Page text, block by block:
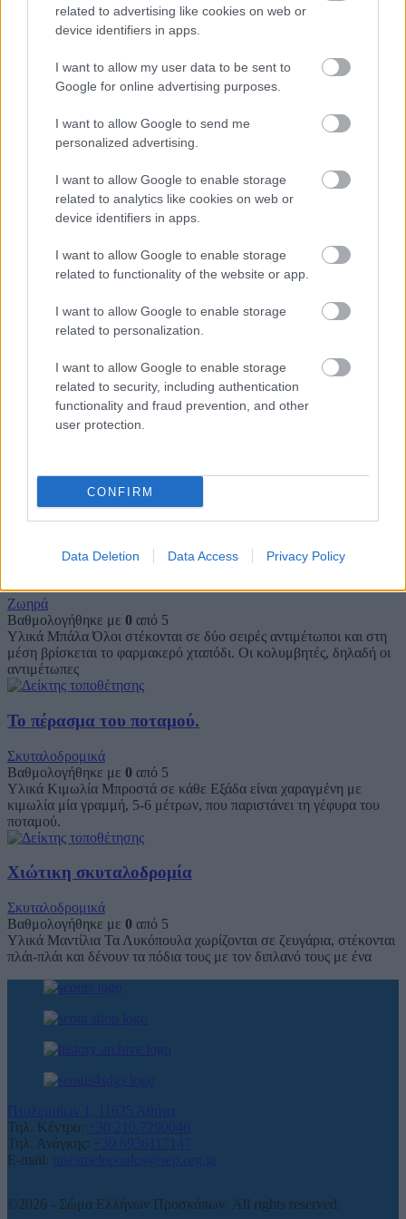
related to advertising like cookies on web or
device identifiers in apps.
I want to allow my user data to be sent to
Google for online advertising purposes.
I want to allow Google to send me
personalized advertising.
I want to allow Google to enable storage
related to analytics like cookies on web or
device identifiers in apps.
I want to allow Google to enable storage
related to functionality of the website or app.
I want to allow Google to enable storage
related to personalization.
I want to allow Google to enable storage
related to security, including authentication
functionality and fraud prevention, and other
user protection.
CONFIRM
Data Deletion Data Access Privacy Policy
Η μάχη
από 5
Υλικά Μπάλα μικρή Χαράζουμε στο έδαφος έναν κύκλο. Τα μισά
Βαθμολογήθηκε με0από 5
Υλικά Μπάλα Τα Λυκόπουλα χωρίζονται σε δύο ομάδες. Η μια
ομάδα παίρνει την μπάλα για να ξεκινήσει το παιχνίδι. Τα
Υλικά Μπάλα Η Αγέλη μπαίνει μέσα σε έναν κύκλο. Ο Ακέλα.
πετά μία μπάλα φροντίζοντας η μπάλα να πέσει στη
Οι τρεις μπαλιές
Βαθμολογήθηκε με0 από 5
Υλικά Μπάλα Η Αγέλη σχηματίζει κύκλο. Κάθε Λυκόπουλο με τη
σειρά του πηγαίνει στο κέντρο του κύκλου και πετά τη
Ζωηρά
Βαθμολογήθηκε με 0 από 5
Υλικά Μπάλα Όλοι στέκονται σε δύο σειρές αντιμέτωποι και στη
μέση βρίσκεται το φαρμακερό χταπόδι. Οι κολυμβητές, δηλαδή οι
αντιμέτωπες
Το πέρασμα του ποταμού.
Σκυταλοδρομικά
Βαθμολογήθηκε με 0 από 5
Υλικά Κιμωλία Μπροστά σε κάθε Εξάδα είναι χαραγμένη με
κιμωλία μία γραμμή, 5-6 μέτρων, που παριστάνει τη γέφυρα του
ποταμού.
Χιώτικη σκυταλοδρομία
Σκυταλοδρομικά
Βαθμολογήθηκε με 0 από 5
Υλικά Μαντίλια Τα Λυκόπουλα χωρίζονται σε ζευγάρια, στέκονται
πλάι-πλάι και δένουν τα πόδια τους με τον διπλανό τους με ένα
Πτολεμαίων 1, 11635 Αθήνα
Τηλ. Κέντρο:
+30 210.7290046
Τηλ. Ανάγκης:
+30 6936117147
E-mail:
ntsesmelopoulos@sep.org.gr
©2026 - Σώμα Ελλήνων Προσκόπων. All rights reserved.